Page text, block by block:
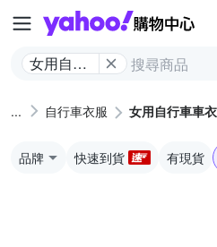
女用自行
自行車衣服 女用自行車車衣
品牌 快速到貨 有現貨